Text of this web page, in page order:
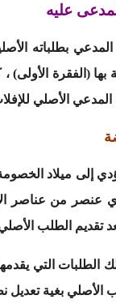
عليه
بطلباته
(الفقرة
الأصلي
إلى ميلاد
عنصر من عناصر
تقديم الطلب
تلك الطلبات التي
الأصلي بغية